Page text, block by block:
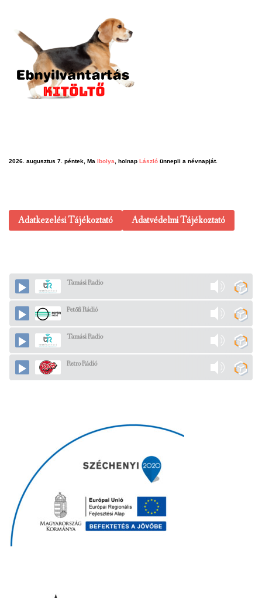
2026. augusztus 7. péntek, Ma Ibolya , holnap László ünnepli a névnapját.
Adatkezelési Tájékoztató Adatvédelmi Tájékoztató
Tamási Radio
Petőfi Rádió
Tamási Radio
Retro Rádió